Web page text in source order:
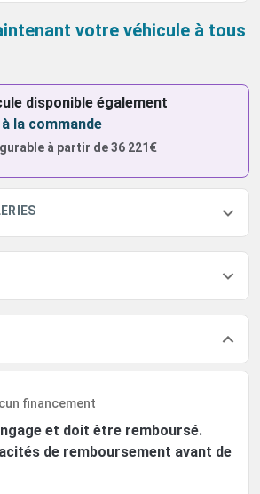
votre véhicule à tous
disponible également
à la commande
à partir de36 221€
financement
et doit être remboursé.
de remboursement avant de